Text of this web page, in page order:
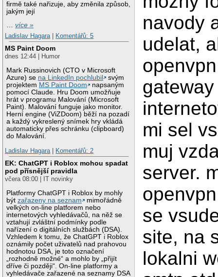
firmě také nařizuje, aby změnila způsob,
jakým její
…více »
Ladislav Hagara
Komentářů: 5
MS Paint Doom
dnes 12:44 | Humor
Mark Russinovich (CTO v Microsoft
Azure) se na LinkedIn pochlubil
svým
projektem MS Paint Doom
napsaným
pomocí Claude. Hru Doom umožňuje
hrát v programu Malování (Microsoft
Paint). Malování funguje jako monitor.
Herní engine (ViZDoom) běží na pozadí
a každý vykreslený snímek hry vkládá
automaticky přes schránku (clipboard)
do Malování.
Ladislav Hagara
Komentářů: 2
EK: ChatGPT i Roblox mohou spadat
pod přísnější pravidla
včera 08:00 | IT novinky
Platformy ChatGPT i Roblox by mohly
býtzařazeny na seznam
mimořádně
velkých on-line platforem nebo
internetových vyhledávačů, na něž se
vztahují zvláštní podmínky podle
nařízení o digitálních službách (DSA).
Vzhledem k tomu, že ChatGPT i Roblox
oznámily počet uživatelů nad prahovou
hodnotou DSA, je toto označení
„rozhodně možné“ a mohlo by „přijít
dříve či později“. On-line platformy a
vyhledávače zařazené na seznamy DSA
navody
udelat,
mi sel
muj
server.
se
site, na
lokalni